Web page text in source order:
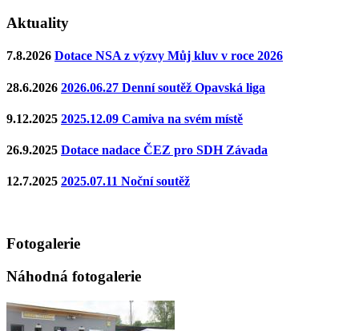
Aktuality
7.8.2026 Dotace NSA z výzvy Můj kluv v roce 2026
28.6.2026 2026.06.27 Denní soutěž Opavská liga
9.12.2025 2025.12.09 Camiva na svém místě
26.9.2025 Dotace nadace ČEZ pro SDH Závada
12.7.2025 2025.07.11 Noční soutěž
Fotogalerie
Náhodná fotogalerie